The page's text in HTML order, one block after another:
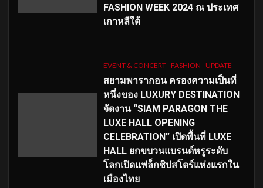
FASHION WEEK 2024 ณ ประเทศ
เกาหลีใต้
EVENT & CONCERT FASHION UPDATE
สยามพารากอน ครองความเป็นที่
หนึ่งของ LUXURY DESTINATION
จัดงาน “SIAM PARAGON THE
LUXE HALL OPENING
CELEBRATION” เปิดพื้นที่ LUXE
HALL ยกขบวนแบรนด์หรูระดับ
โลกเปิดแฟล็กชิปสโตร์แห่งแรกใน
เมืองไทย